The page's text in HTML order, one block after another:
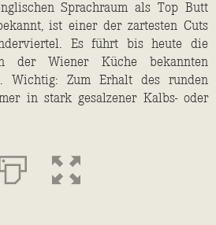
Sprachraum als Top Butt
ist einer der zartesten Cuts
Es führt bis heute die
der Wiener Küche bekannten
Wichtig: Zum Erhalt des runden
in stark gesalzener Kalbs- oder